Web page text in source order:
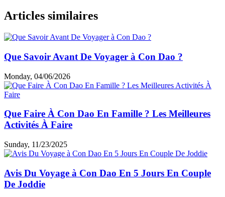
Articles similaires
Que Savoir Avant De Voyager à Con Dao ?
Monday, 04/06/2026
Que Faire À Con Dao En Famille ? Les Meilleures
Activités À Faire
Sunday, 11/23/2025
Avis Du Voyage à Con Dao En 5 Jours En Couple
De Joddie